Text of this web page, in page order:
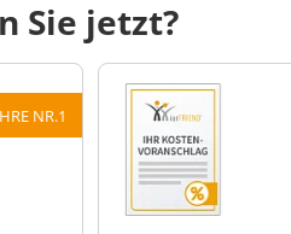
Sie jetzt?
NR.1